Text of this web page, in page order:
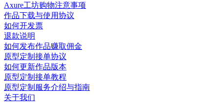
Axure工坊购物注意事项
作品下载与使用协议
如何开发票
退款说明
如何发布作品赚取佣金
原型定制接单协议
如何更新作品版本
原型定制接单教程
原型定制服务介绍与指南
关于我们